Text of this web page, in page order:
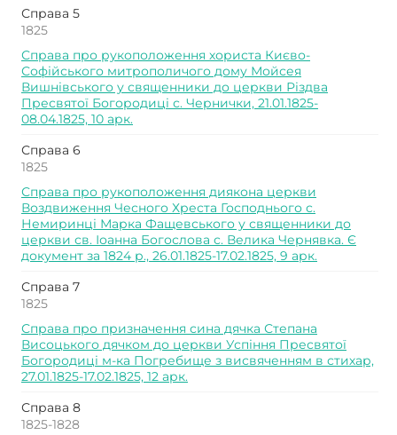
Справа 5
1825
Справа про рукоположення хориста Києво-
Софійського митрополичого дому Мойсея
Вишнівського у священники до церкви Різдва
Пресвятої Богородиці с. Чернички, 21.01.1825-
08.04.1825, 10 арк.
Справа 6
1825
Справа про рукоположення диякона церкви
Воздвиження Чесного Хреста Господнього с.
Немиринці Марка Фащевського у священники до
церкви св. Іоанна Богослова с. Велика Чернявка. Є
документ за 1824 р., 26.01.1825-17.02.1825, 9 арк.
Справа 7
1825
Справа про призначення сина дячка Степана
Висоцького дячком до церкви Успіння Пресвятої
Богородиці м-ка Погребище з висвяченням в стихар,
27.01.1825-17.02.1825, 12 арк.
Справа 8
1825-1828